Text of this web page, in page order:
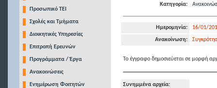
Προσωπικό ΤΕΙ
Σχολές και Τμήματα
Διοικητικές Υπηρεσίες
Επιτροπή Ερευνών
Προγράμματα / Έργα
Ανακοινώσεις
Ενημέρωση Φοιτητών
Κατηγορία:
Ημερομηνία: 16/01/
Ανακοίνωση:
Το έγγραφο δημοσιεύεται σε μορφή
Συνημμένα αρχεία: